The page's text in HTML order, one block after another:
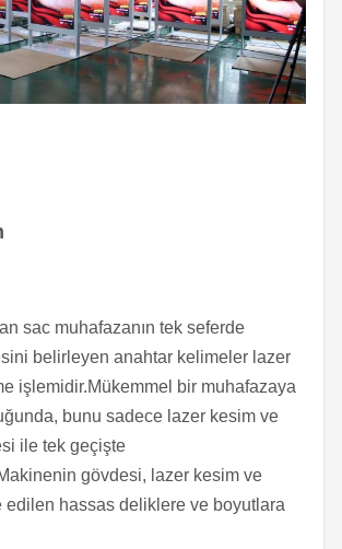
sac muhafazanın tek seferde
belirleyen anahtar kelimeler lazer
işlemidir.Mükemmel bir muhafazaya
bunu sadece lazer kesim ve
ile tek geçişte
gövdesi, lazer kesim ve
edilen hassas deliklere ve boyutlara